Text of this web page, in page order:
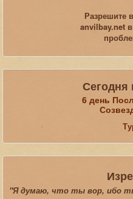
Разрешите
anvilbay.net
Сегодня
6 день
"Я думаю, что ты вор, ибо